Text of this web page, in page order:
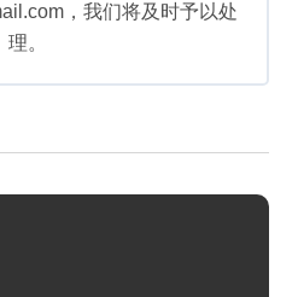
，我们将及时予以处
理。